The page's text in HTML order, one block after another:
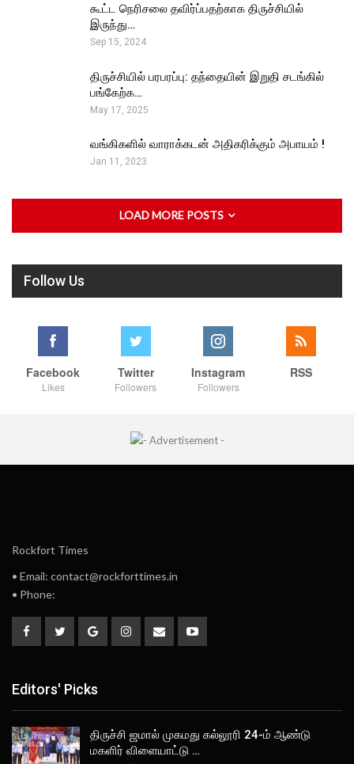
கூட்ட நெரிசலை தவிர்ப்பதற்காக திருச்சியில்
இருந்து…
Sep 15, 2024
திருச்சியில் பரபரப்பு: தந்தையின் இறுதி சடங்கில்
பங்கேற்க…
May 17, 2025
வங்கிகளில் வாராக்கடன் அதிகரிக்கும் அபாயம் !
Jan 11, 2023
LOAD MORE POSTS
Follow Us
Facebook
Likes
Twitter
Followers
Instagram
Followers
RSS
Rockfort Times
• Email: contact@rockforttimes.in
• Phone:
Editors' Picks
திருச்சி ஜமால் முகமது கல்லூரி 24-ம் ஆண்டு
மகளிர் விளையாட்டு …